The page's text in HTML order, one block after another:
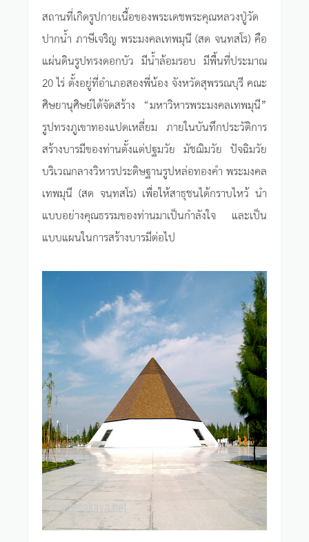
สถานที่เกิดรูปกายเนื้อของพระเดชพระคุณหลวงปู่วัด
ปากน้ำ ภาษีเจริญ พระมงคลเทพมุนี (สด จนฺทสโร) คือ
แผ่นดินรูปทรงดอกบัว มีน้ำล้อมรอบ มีพื้นที่ประมาณ
20 ไร่ ตั้งอยู่ที่อำเภอสองพี่น้อง จังหวัดสุพรรณบุรี คณะ
ศิษยานุศิษย์ได้จัดสร้าง “มหาวิหารพระมงคลเทพมุนี”
รูปทรงภูเขาทองแปดเหลี่ยม ภายในบันทึกประวัติการ
สร้างบารมีของท่านตั้งแต่ปฐมวัย มัชฌิมวัย ปัจฉิมวัย
บริเวณกลางวิหารประดิษฐานรูปหล่อทองคำ พระมงคล
เทพมุนี (สด จนฺทสโร) เพื่อให้สาธุชนได้กราบไหว้ นำ
แบบอย่างคุณธรรมของท่านมาเป็นกำลังใจ และเป็น
แบบแผนในการสร้างบารมีต่อไป